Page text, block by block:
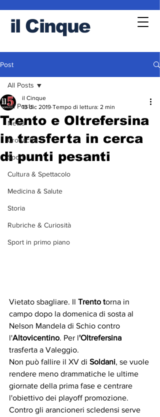
il Cinque
Post
All Posts
News
Cronache
Sport
Cultura & Spettacolo
Medicina & Salute
Storia
Rubriche & Curiosità
Sport in primo piano
All Posts
Trento e Oltrefersina
in trasferta in cerca
di punti pesanti
il Cinque
13 dic 2019 Tempo di lettura: 2 min
Vietato sbagliare. Il Trento torna in
campo dopo la domenica di sosta al
Nelson Mandela di Schio contro
l'Altovicentino. Per l'Oltrefersina
trasferta a Valeggio.
Non può fallire il XV di Soldani, se vuole
rendere meno drammatiche le ultime
giornate della prima fase e centrare
l'obiettivo dei playoff promozione.
Contro gli arancioneri scledensi serve